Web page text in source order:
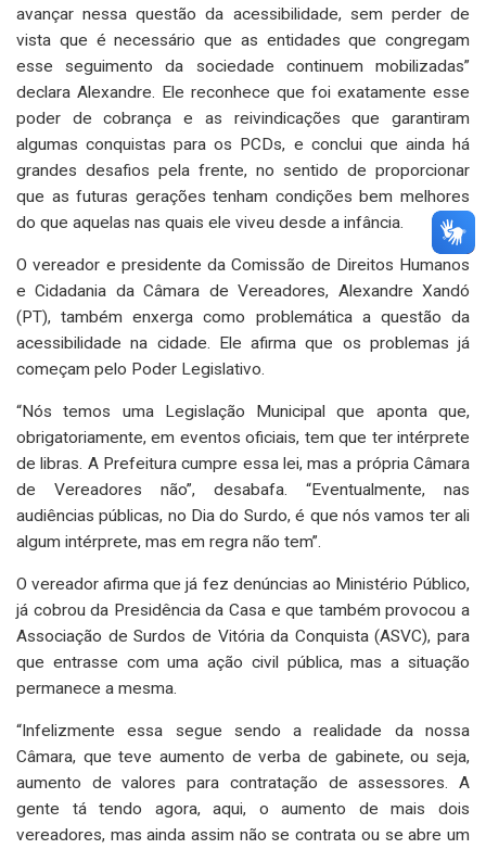
avançar nessa questão da acessibilidade, sem perder de
vista que é necessário que as entidades que congregam
esse seguimento da sociedade continuem mobilizadas”
declara Alexandre. Ele reconhece que foi exatamente esse
poder de cobrança e as reivindicações que garantiram
algumas conquistas para os PCDs, e conclui que ainda há
grandes desafios pela frente, no sentido de proporcionar
que as futuras gerações tenham condições bem melhores
do que aquelas nas quais ele viveu desde a infância.
O vereador e presidente da Comissão de Direitos Humanos
e Cidadania da Câmara de Vereadores, Alexandre Xandó
(PT), também enxerga como problemática a questão da
acessibilidade na cidade. Ele afirma que os problemas já
começam pelo Poder Legislativo.
“Nós temos uma Legislação Municipal que aponta que,
obrigatoriamente, em eventos oficiais, tem que ter intérprete
de libras. A Prefeitura cumpre essa lei, mas a própria Câmara
de Vereadores não”, desabafa. “Eventualmente, nas
audiências públicas, no Dia do Surdo, é que nós vamos ter ali
algum intérprete, mas em regra não tem”.
O vereador afirma que já fez denúncias ao Ministério Público,
já cobrou da Presidência da Casa e que também provocou a
Associação de Surdos de Vitória da Conquista (ASVC), para
que entrasse com uma ação civil pública, mas a situação
permanece a mesma.
“Infelizmente essa segue sendo a realidade da nossa
Câmara, que teve aumento de verba de gabinete, ou seja,
aumento de valores para contratação de assessores. A
gente tá tendo agora, aqui, o aumento de mais dois
vereadores, mas ainda assim não se contrata ou se abre um